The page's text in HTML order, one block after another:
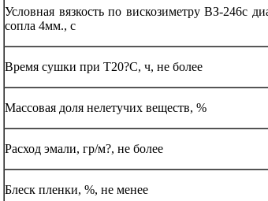
Условная вязкость по вискозиметру ВЗ-246с
сопла 4мм., с
Время сушки при Т20?С, ч, не более
Массовая доля нелетучих веществ, %
Расход эмали, гр/м?, не более
Блеск пленки, %, не менее